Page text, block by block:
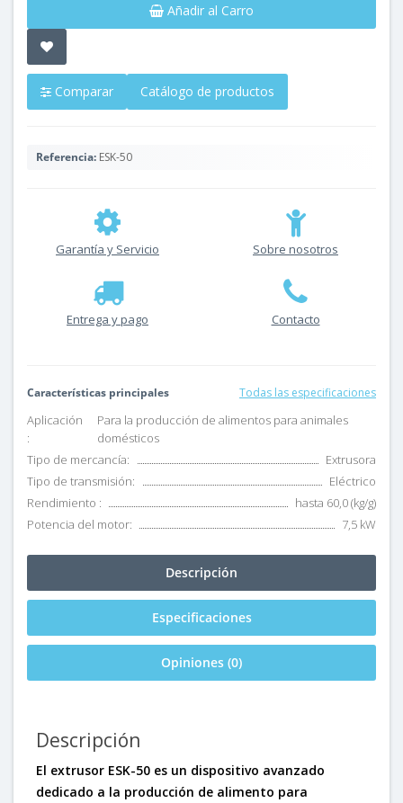
Añadir al Carro
Comparar Catálogo de productos
Referencia: ESK-50
Garantía y Servicio Sobre nosotros
Entrega y pago Contacto
Características principales Todas las especificaciones
Aplicación
:
Para la producción de alimentos para animales
domésticos
Tipo de mercancía:
Extrusora
Tipo de transmisión:
Eléctrico
Rendimiento :
hasta 60,0 (kg/g)
Potencia del motor:
7,5 kW
Descripción
Especificaciones
Opiniones (0)
Descripción
El extrusor ESK-50 es un dispositivo avanzado
dedicado a la producción de alimento para